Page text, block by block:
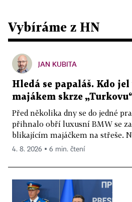
Vybíráme z HN
JAN KUBITA
Hledá se papaláš. Kdo
majákem skrze
Před několika dny se do jedné
přihnalo obří luxusní BMW se
blikajícím majáčkem na střeše.
4. 8. 2026 ▪ 6 min. čtení